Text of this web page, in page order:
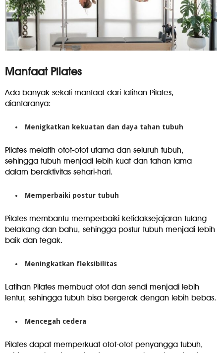
Manfaat Pilates
Ada banyak sekali manfaat dari latihan Pilates,
diantaranya:
Menigkatkan kekuatan dan daya tahan tubuh
Pilates melatih otot-otot utama dan seluruh tubuh,
sehingga tubuh menjadi lebih kuat dan tahan lama
dalam beraktivitas sehari-hari.
Memperbaiki postur tubuh
Pilates membantu memperbaiki ketidaksejajaran tulang
belakang dan bahu, sehingga postur tubuh menjadi lebih
baik dan tegak.
Meningkatkan fleksibilitas
Latihan Pilates membuat otot dan sendi menjadi lebih
lentur, sehingga tubuh bisa bergerak dengan lebih bebas.
Mencegah cedera
Pilates dapat memperkuat otot-otot penyangga tubuh,